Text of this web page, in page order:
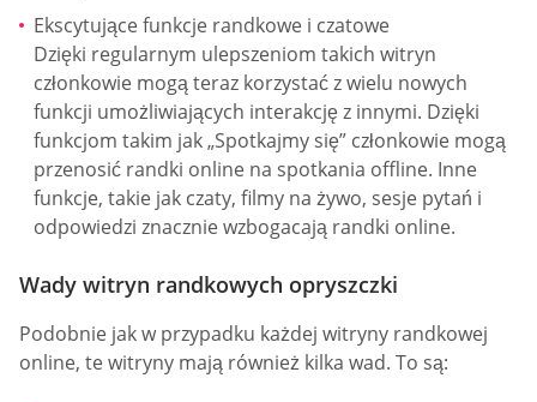
Ekscytujące funkcje randkowe i czatowe
Dzięki regularnym ulepszeniom takich witryn
członkowie mogą teraz korzystać z wielu nowych
funkcji umożliwiających interakcję z innymi. Dzięki
funkcjom takim jak „Spotkajmy się” członkowie mogą
przenosić randki online na spotkania offline. Inne
funkcje, takie jak czaty, filmy na żywo, sesje pytań i
odpowiedzi znacznie wzbogacają randki online.
Wady witryn randkowych opryszczki
Podobnie jak w przypadku każdej witryny randkowej
online, te witryny mają również kilka wad. To są: